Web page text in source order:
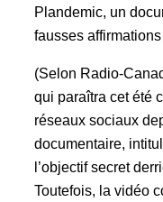
Plandemic, un
fausses affirmations
(Selon Radio-
qui paraîtra cet été
réseaux sociaux
documentaire,
l’objectif secret
Toutefois, la vidéo